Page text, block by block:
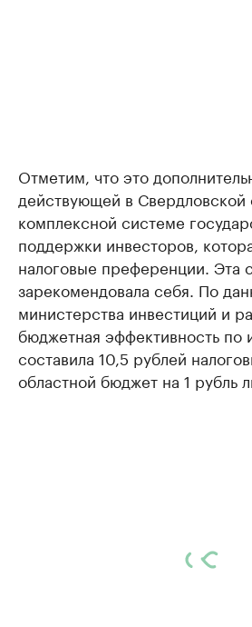
Отметим, что это
действующей в Свердловской
комплексной системе
поддержки инвесторов,
налоговые преференции. Эта
зарекомендовала себя. По
министерства инвестиций и
бюджетная эффективность по
составила 10,5 рублей
областной бюджет на 1 рубль